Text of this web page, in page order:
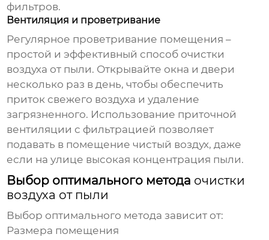
фильтров.
Вентиляция и проветривание
Регулярное проветривание помещения –
простой и эффективный способ очистки
воздуха от пыли. Открывайте окна и двери
несколько раз в день, чтобы обеспечить
приток свежего воздуха и удаление
загрязненного. Использование приточной
вентиляции с фильтрацией позволяет
подавать в помещение чистый воздух, даже
если на улице высокая концентрация пыли.
Выбор оптимального метода очистки
воздуха от пыли
Выбор оптимального метода зависит от:
Размера помещения